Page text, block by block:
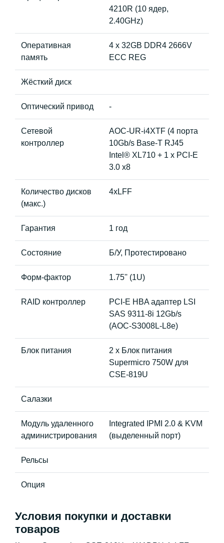
4210R (10 ядер,
2.40GHz)
Оперативная
память
4 x 32GB DDR4 2666V
ECC REG
Жёсткий диск
Оптический привод -
Сетевой
контроллер
AOC-UR-i4XTF (4 порта
10Gb/s Base-T RJ45
Intel® XL710 + 1 x PCI-E
3.0 x8
Количество дисков
(макс.)
4xLFF
Гарантия 1 год
Состояние Б/У, Протестировано
Форм-фактор 1.75'' (1U)
RAID контроллер
PCI-E HBA адаптер LSI
SAS 9311-8i 12Gb/s
(AOC-S3008L-L8e)
Блок питания
2 x Блок питания
Supermicro 750W для
CSE-819U
Салазки
Модуль удаленного
администрирования
Integrated IPMI 2.0 & KVM
(выделенный порт)
Рельсы
Опция
Условия покупки и доставки
товаров